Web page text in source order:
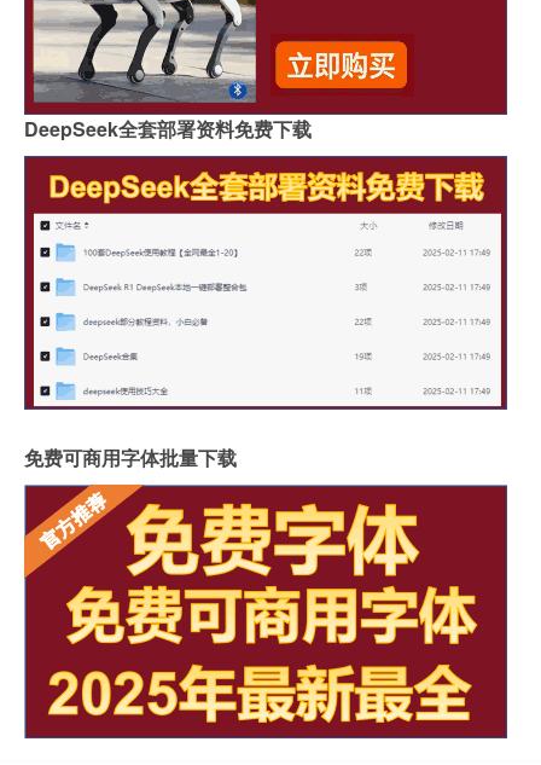
DeepSeek全套部署资料免费下载
免费可商用字体批量下载